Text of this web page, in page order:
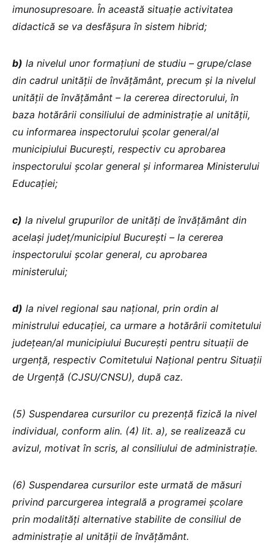
imunosupresoare. În această situație activitatea
didactică se va desfășura în sistem hibrid;
b) la nivelul unor formațiuni de studiu – grupe/clase
din cadrul unității de învățământ, precum și la nivelul
unității de învățământ – la cererea directorului, în
baza hotărârii consiliului de administrație al unității,
cu informarea inspectorului școlar general/al
municipiului București, respectiv cu aprobarea
inspectorului școlar general și informarea Ministerului
Educației;
c) la nivelul grupurilor de unități de învățământ din
același județ/municipiul București – la cererea
inspectorului școlar general, cu aprobarea
ministerului;
d) la nivel regional sau național, prin ordin al
ministrului educației, ca urmare a hotărârii comitetului
județean/al municipiului București pentru situații de
urgență, respectiv Comitetului Național pentru Situații
de Urgență (CJSU/CNSU), după caz.
(5) Suspendarea cursurilor cu prezență fizică la nivel
individual, conform alin. (4) lit. a), se realizează cu
avizul, motivat în scris, al consiliului de administrație.
(6) Suspendarea cursurilor este urmată de măsuri
privind parcurgerea integrală a programei școlare
prin modalități alternative stabilite de consiliul de
administrație al unității de învățământ.